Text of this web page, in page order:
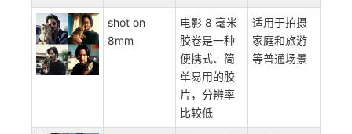
shot on
8mm
电影 8 毫米
胶卷是一种
便携式、简
单易用的胶
片，分辨率
比较低
适用于拍摄
家庭和旅游
等普通场景